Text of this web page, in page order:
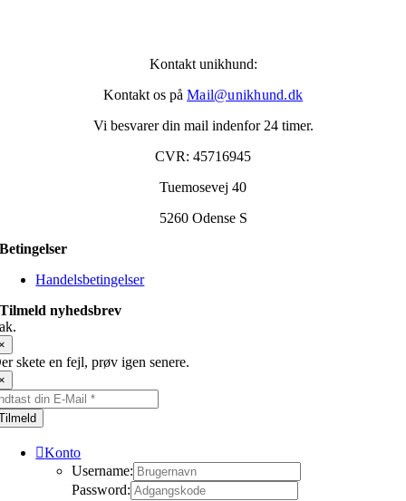
Kontakt unikhund:
Kontakt os på Mail@unikhund.dk
Vi besvarer din mail indenfor 24 timer.
CVR: 45716945
Tuemosevej 40
5260 Odense S
Betingelser
Handelsbetingelser
Tilmeld nyhedsbrev
skete en fejl, prøv igen senere.
Konto
Username:
Password: